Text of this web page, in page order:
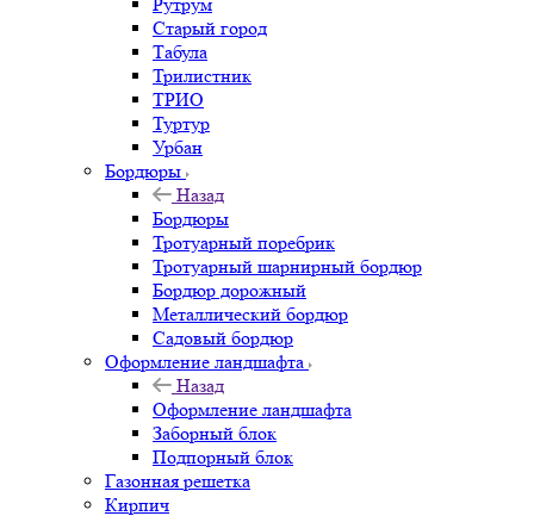
Старый город
Табула
Трилистник
ТРИО
Туртур
Урбан
Бордюры
Назад
Бордюры
Тротуарный поребрик
Тротуарный шарнирный бордюр
Бордюр дорожный
Металлический бордюр
Садовый бордюр
Оформление ландшафта
Назад
Оформление ландшафта
Заборный блок
Подпорный блок
Газонная решетка
Кирпич